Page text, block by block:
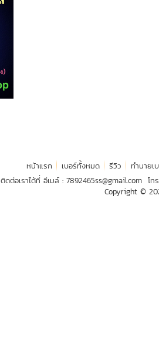
หน้าแรก เบอร์ทั้งหมด รีวิว
ทำนายเ
ติดต่อเราได้ที่ อีเมล์ : 7892465ss@gmail.com โท
Copyright ©